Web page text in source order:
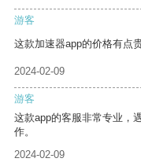
游客
这款加速器app的价格有点
2024-02-09
游客
这款app的客服非常专业，
作。
2024-02-09